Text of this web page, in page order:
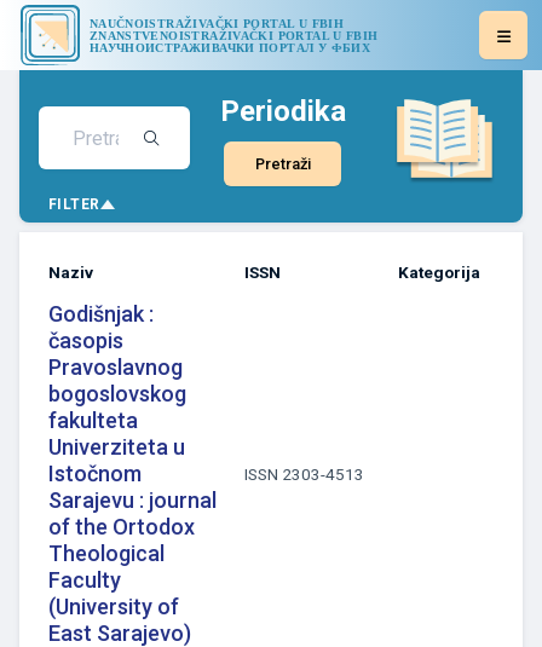
NAUČNOISTRAŽIVAČKI PORTAL U FBIH
ZNANSTVENOISTRAŽIVAČKI PORTAL U FBIH
НАУЧНОИСТРАЖИВАЧКИ ПОРТАЛ У ФБИХ
Periodika
Pretraži
FILTER
Naziv ISSN Kategorija
Godišnjak :
časopis
Pravoslavnog
bogoslovskog
fakulteta
Univerziteta u
Istočnom
Sarajevu : journal
of the Ortodox
Theological
Faculty
(University of
East Sarajevo)
ISSN 2303-4513